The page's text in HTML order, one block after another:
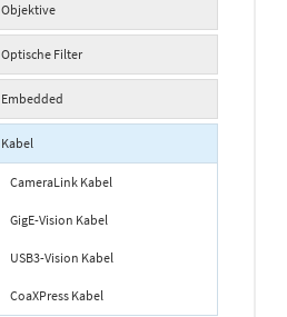
Objektive
Optische Filter
Embedded
Kabel
CameraLink Kabel
GigE-Vision Kabel
USB3-Vision Kabel
CoaXPress Kabel